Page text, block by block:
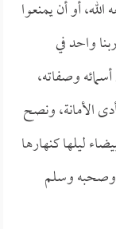
أو أن يمنعوا
واحد في
وصفاته،
الأمانة، ونصح
ليلها كنهارها
وصحبه وسلم